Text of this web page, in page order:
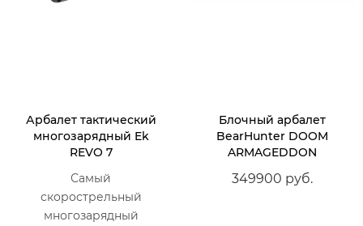
Арбалет тактический
многозарядный Ek
REVO 7
Самый
скорострельный
многозарядный
Блочный арбалет
BearHunter DOOM
ARMAGEDDON
349900 руб.